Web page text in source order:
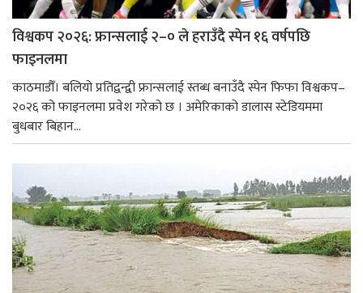
विश्वकप २०२६: फ्रान्सलाई २–० ले हराउँदै स्पेन १६ वर्षपछि
फाइनलमा
काठमाडौँ। बलियो प्रतिद्वन्द्वी फ्रान्सलाई स्तब्ध बनाउँदै स्पेन फिफा विश्वकप–
२०२६ को फाइनलमा प्रवेश गरेको छ । अमेरिकाको डालास स्टेडियममा
बुधबार बिहान...